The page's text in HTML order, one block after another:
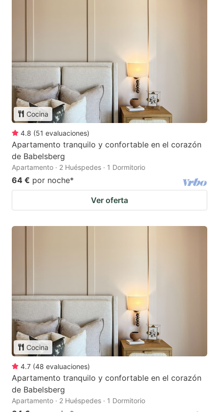
Cocina
4.8 (51 evaluaciones)
Apartamento tranquilo y confortable en el corazón
de Babelsberg
Apartamento · 2 Huéspedes · 1 Dormitorio
64 € por noche*
Ver oferta
Cocina
4.7 (48 evaluaciones)
Apartamento tranquilo y confortable en el corazón
de Babelsberg
Apartamento · 2 Huéspedes · 1 Dormitorio